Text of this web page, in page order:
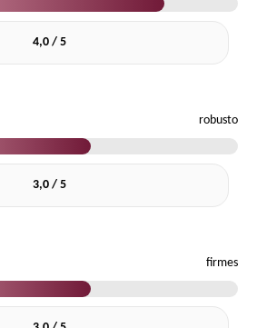
4,0 / 5
robusto
3,0 / 5
firmes